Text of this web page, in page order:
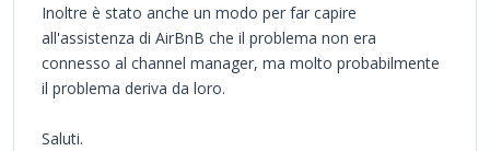
Inoltre è stato anche un modo per far capire
all'assistenza di AirBnB che il problema non era
connesso al channel manager, ma molto probabilmente
il problema deriva da loro.
Saluti.